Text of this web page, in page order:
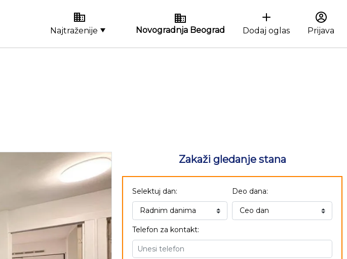
Najtraženije Novogradnja Beograd Dodaj oglas Prijava
Zakaži gledanje stana
Selektuj dan: Deo dana:
Telefon za kontakt: